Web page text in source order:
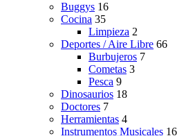
Buggys 16
Cocina 35
Limpieza 2
Deportes / Aire Libre 66
Burbujeros 7
Cometas 3
Pesca 9
Dinosaurios 18
Doctores 7
Herramientas 4
Instrumentos Musicales 16